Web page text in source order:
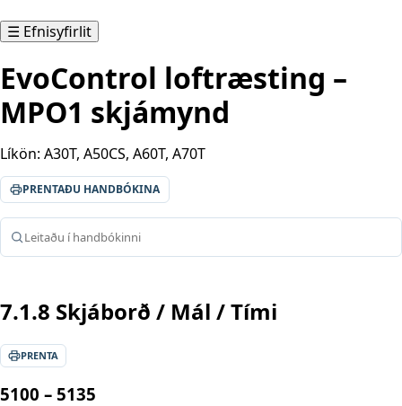
☰ Efnisyfirlit
EvoControl loftræsting –
MPO1 skjámynd
Líkön: A30T, A50CS, A60T, A70T
PRENTAÐU HANDBÓKINA
Leitaðu í handbókinni
7.1.8 Skjáborð / Mál / Tími
PRENTA
5100 – 5135